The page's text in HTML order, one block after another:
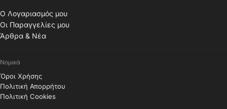
Ο Λογαριασμός μου
Οι Παραγγελίες μου
Άρθρα & Νέα
Νομικά
Όροι Χρήσης
Πολιτική Απορρήτου
Πολιτική Cookies